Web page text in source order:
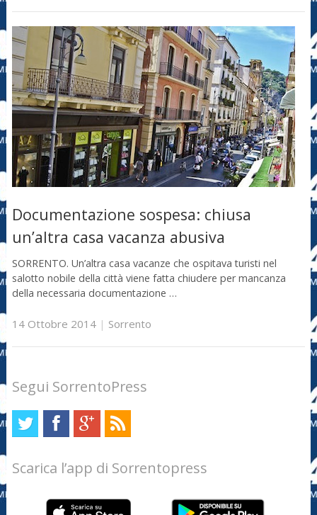
Documentazione sospesa: chiusa
un’altra casa vacanza abusiva
SORRENTO. Un’altra casa vacanze che ospitava turisti nel
salotto nobile della città viene fatta chiudere per mancanza
della necessaria documentazione …
14 Ottobre 2014| Sorrento
Segui SorrentoPress
Scarica l’app di Sorrentopress